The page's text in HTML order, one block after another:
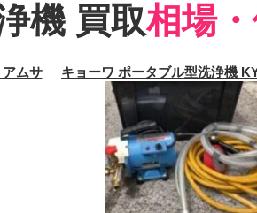
機 買取相場
ムサ
キョーワ ポータブル型洗浄機